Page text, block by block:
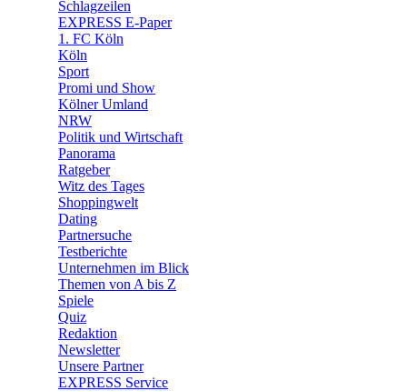
Schlagzeilen
EXPRESS E-Paper
1. FC Köln
Köln
Sport
Promi und Show
Kölner Umland
NRW
Politik und Wirtschaft
Panorama
Ratgeber
Witz des Tages
Shoppingwelt
Dating
Partnersuche
Testberichte
Unternehmen im Blick
Themen von A bis Z
Spiele
Quiz
Redaktion
Newsletter
Unsere Partner
EXPRESS Service